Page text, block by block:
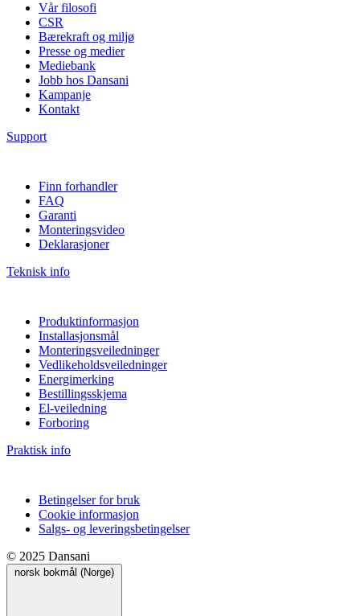
Vår filosofi
CSR
Bærekraft og miljø
Presse og medier
Mediebank
Jobb hos Dansani
Kampanje
Kontakt
Support
Finn forhandler
FAQ
Garanti
Monteringsvideo
Deklarasjoner
Teknisk info
Produktinformasjon
Installasjonsmål
Monteringsveiledninger
Vedlikeholdsveiledninger
Energimerking
Bestillingsskjema
El-veiledning
Forboring
Praktisk info
Betingelser for bruk
Cookie informasjon
Salgs- og leveringsbetingelser
© 2025 Dansani
norsk bokmål (Norge)